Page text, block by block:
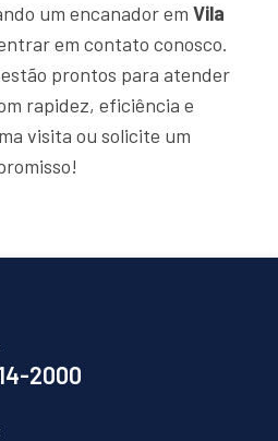
um encanador em Vila
em contato conosco.
prontos para atender
rapidez, eficiência e
visita ou solicite um
2000